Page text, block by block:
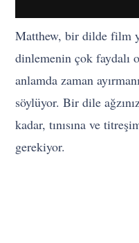
Matthew, bir dilde film
dinlemenin çok faydalı
anlamda zaman
söylüyor. Bir dile
kadar, tınısına ve
gerekiyor.